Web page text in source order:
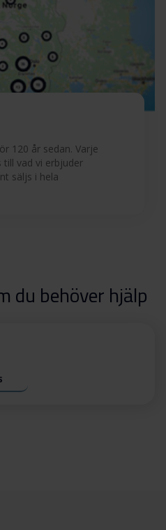
120 år sedan. Varje
vad vi erbjuder
säljs i hela
du behöver hjälp